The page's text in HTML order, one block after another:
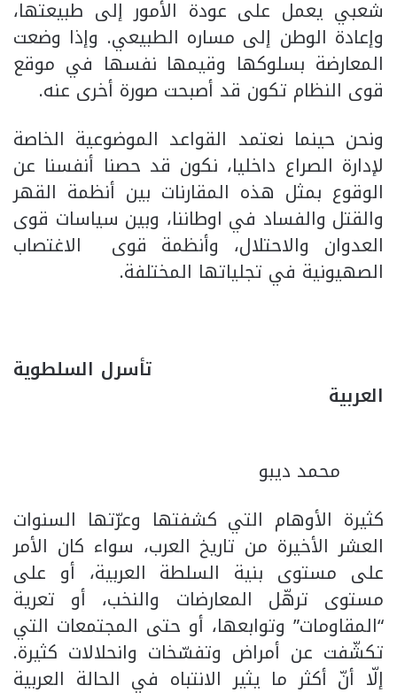
شعبي يعمل على عودة الأمور إلى طبيعتها،
وإعادة الوطن إلى مساره الطبيعي. وإذا وضعت
المعارضة بسلوكها وقيمها نفسها في موقع
قوى النظام تكون قد أصبحت صورة أخرى عنه.
ونحن حينما نعتمد القواعد الموضوعية الخاصة
لإدارة الصراع داخليا، نكون قد حصنا أنفسنا عن
الوقوع بمثل هذه المقارنات بين أنظمة القهر
والقتل والفساد في اوطاننا، وبين سياسات قوى
العدوان والاحتلال، وأنظمة قوى الاغتصاب
الصهيونية في تجلياتها المختلفة.
تأسرل السلطوية
العربية
محمد ديبو
كثيرة الأوهام التي كشفتها وعرّتها السنوات
العشر الأخيرة من تاريخ العرب، سواء كان الأمر
على مستوى بنية السلطة العربية، أو على
مستوى ترهّل المعارضات والنخب، أو تعرية
“المقاومات” وتوابعها، أو حتى المجتمعات التي
تكشّفت عن أمراض وتفسّخات وانحلالات كثيرة.
إلّا أنّ أكثر ما يثير الانتباه في الحالة العربية